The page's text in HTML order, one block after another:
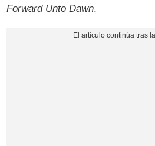
Forward Unto Dawn.